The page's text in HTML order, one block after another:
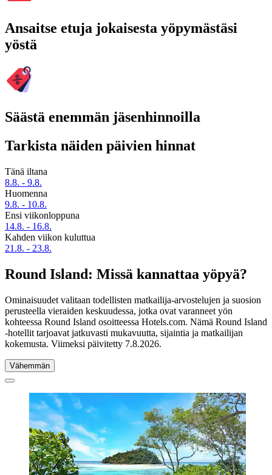
Ansaitse etuja jokaisesta yöpymästäsi
yöstä
Säästä enemmän jäsenhinnoilla
Tarkista näiden päivien hinnat
Tänä iltana
8.8. - 9.8.
Huomenna
9.8. - 10.8.
Ensi viikonloppuna
14.8. - 16.8.
Kahden viikon kuluttua
21.8. - 23.8.
Round Island: Missä kannattaa yöpyä?
Ominaisuudet valitaan todellisten matkailija-arvostelujen ja suosion
perusteella vieraiden keskuudessa, jotka ovat varanneet yön
kohteessa Round Island osoitteessa Hotels.com. Nämä Round Island
-hotellit tarjoavat jatkuvasti mukavuutta, sijaintia ja matkailijan
kokemusta. Viimeksi päivitetty 7.8.2026.
Vähemmän